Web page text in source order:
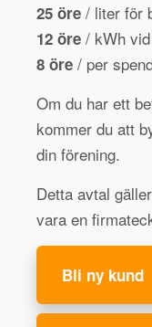
25 öre / liter för
12 öre / kWh
8 öre / per
Om du har ett
kommer du att
din förening.
Detta avtal
vara en
Bli ny kund